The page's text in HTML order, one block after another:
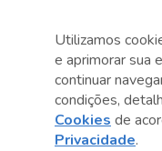
Utilizamos
e aprimorar sua
continuar
condições,
Cookies de
Privacidade.